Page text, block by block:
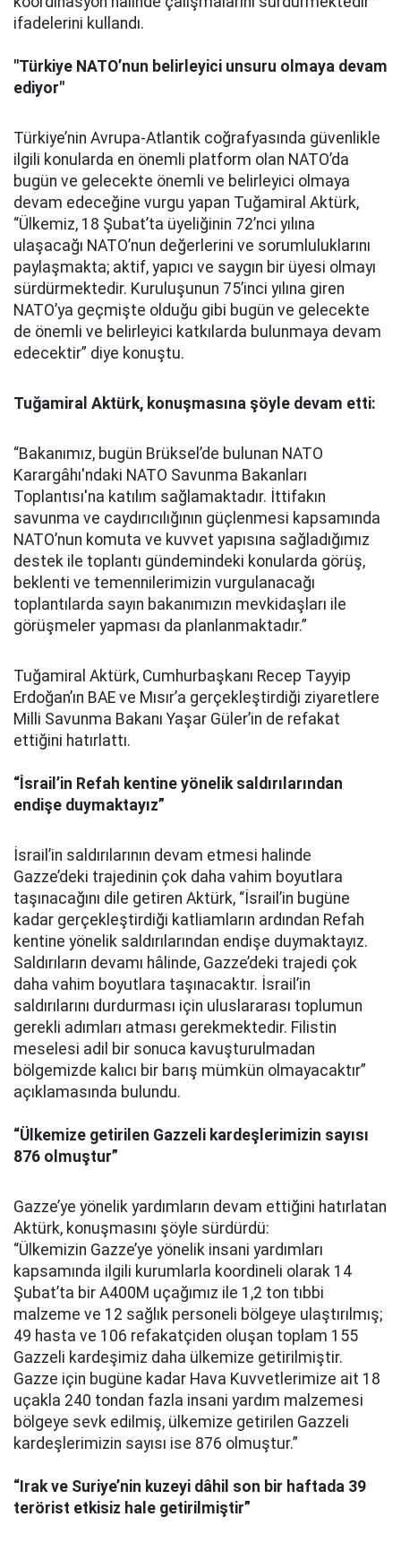
ifadelerini kullandı.
"Türkiye NATO’nun belirleyici unsuru olmaya devam
ediyor"
Türkiye’nin Avrupa-Atlantik coğrafyasında güvenlikle
ilgili konularda en önemli platform olan NATO’da
bugün ve gelecekte önemli ve belirleyici olmaya
devam edeceğine vurgu yapan Tuğamiral Aktürk,
“Ülkemiz, 18 Şubat’ta üyeliğinin 72’nci yılına
ulaşacağı NATO’nun değerlerini ve sorumluluklarını
paylaşmakta; aktif, yapıcı ve saygın bir üyesi olmayı
sürdürmektedir. Kuruluşunun 75’inci yılına giren
NATO’ya geçmişte olduğu gibi bugün ve gelecekte
de önemli ve belirleyici katkılarda bulunmaya devam
edecektir” diye konuştu.
Tuğamiral Aktürk, konuşmasına şöyle devam etti:
“Bakanımız, bugün Brüksel’de bulunan NATO
Karargâhı'ndaki NATO Savunma Bakanları
Toplantısı'na katılım sağlamaktadır. İttifakın
savunma ve caydırıcılığının güçlenmesi kapsamında
NATO’nun komuta ve kuvvet yapısına sağladığımız
destek ile toplantı gündemindeki konularda görüş,
beklenti ve temennilerimizin vurgulanacağı
toplantılarda sayın bakanımızın mevkidaşları ile
görüşmeler yapması da planlanmaktadır.”
Tuğamiral Aktürk, Cumhurbaşkanı Recep Tayyip
Erdoğan’ın BAE ve Mısır’a gerçekleştirdiği ziyaretlere
Milli Savunma Bakanı Yaşar Güler’in de refakat
ettiğini hatırlattı.
“İsrail’in Refah kentine yönelik saldırılarından
endişe duymaktayız”
İsrail’in saldırılarının devam etmesi halinde
Gazze’deki trajedinin çok daha vahim boyutlara
taşınacağını dile getiren Aktürk, “İsrail’in bugüne
kadar gerçekleştirdiği katliamların ardından Refah
kentine yönelik saldırılarından endişe duymaktayız.
Saldırıların devamı hâlinde, Gazze’deki trajedi çok
daha vahim boyutlara taşınacaktır. İsrail’in
saldırılarını durdurması için uluslararası toplumun
gerekli adımları atması gerekmektedir. Filistin
meselesi adil bir sonuca kavuşturulmadan
bölgemizde kalıcı bir barış mümkün olmayacaktır”
açıklamasında bulundu.
“Ülkemize getirilen Gazzeli kardeşlerimizin sayısı
876 olmuştur”
Gazze’ye yönelik yardımların devam ettiğini hatırlatan
Aktürk, konuşmasını şöyle sürdürdü:
“Ülkemizin Gazze’ye yönelik insani yardımları
kapsamında ilgili kurumlarla koordineli olarak 14
Şubat’ta bir A400M uçağımız ile 1,2 ton tıbbi
malzeme ve 12 sağlık personeli bölgeye ulaştırılmış;
49 hasta ve 106 refakatçiden oluşan toplam 155
Gazzeli kardeşimiz daha ülkemize getirilmiştir.
Gazze için bugüne kadar Hava Kuvvetlerimize ait 18
uçakla 240 tondan fazla insani yardım malzemesi
bölgeye sevk edilmiş, ülkemize getirilen Gazzeli
kardeşlerimizin sayısı ise 876 olmuştur.”
“Irak ve Suriye’nin kuzeyi dâhil son bir haftada 39
terörist etkisiz hale getirilmiştir”